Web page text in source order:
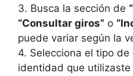
3. Busca la sección de
“Consultar giros” o
puede variar según la
4. Selecciona el tipo
identidad que